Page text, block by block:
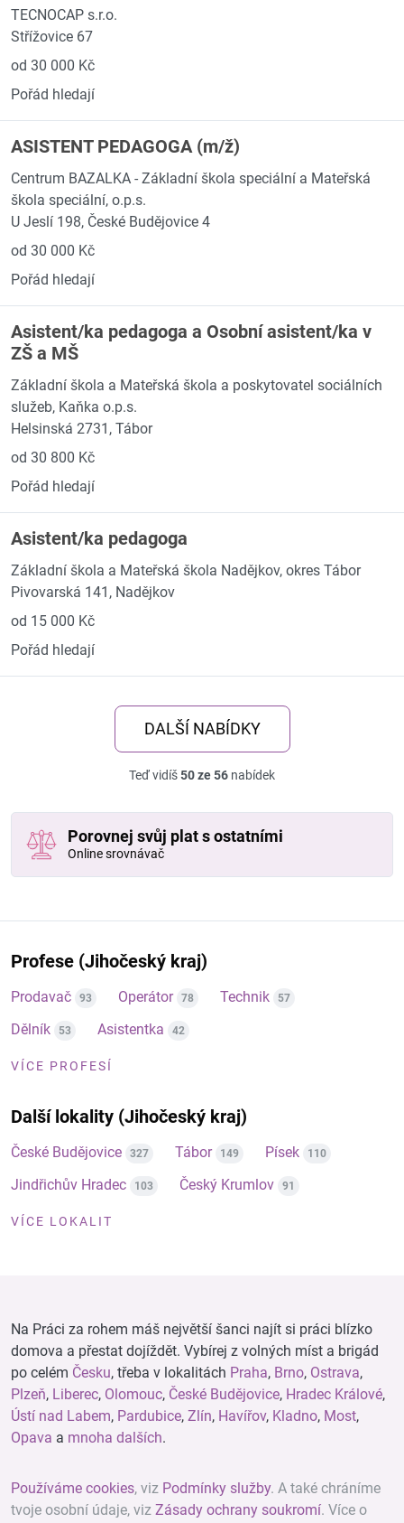
TECNOCAP s.r.o.
Střížovice 67
od 30 000 Kč
Pořád hledají
ASISTENT PEDAGOGA (m/ž)
Centrum BAZALKA - Základní škola speciální a Mateřská
škola speciální, o.p.s.
U Jeslí 198, České Budějovice 4
od 30 000 Kč
Pořád hledají
Asistent/ka pedagoga a Osobní asistent/ka v
ZŠ a MŠ
Základní škola a Mateřská škola a poskytovatel sociálních
služeb, Kaňka o.p.s.
Helsinská 2731, Tábor
od 30 800 Kč
Pořád hledají
Asistent/ka pedagoga
Základní škola a Mateřská škola Nadějkov, okres Tábor
Pivovarská 141, Nadějkov
od 15 000 Kč
Pořád hledají
DALŠÍ NABÍDKY
Teď vidíš50 ze 56 nabídek
Porovnej svůj plat s ostatními
Online srovnávač
Profese (Jihočeský kraj)
Prodavač 93 Operátor 78 Technik 57
Dělník 53 Asistentka 42
VÍCE PROFESÍ
Další lokality (Jihočeský kraj)
České Budějovice 327 Tábor 149 Písek 110
Jindřichův Hradec 103 Český Krumlov 91
VÍCE LOKALIT
Na Práci za rohem máš největší šanci najít si práci blízko
domova a přestat dojíždět. Vybírej z volných míst a brigád
po celém Česku, třeba v lokalitách Praha, Brno, Ostrava,
Plzeň, Liberec, Olomouc, České Budějovice, Hradec Králové,
Ústí nad Labem, Pardubice, Zlín, Havířov, Kladno, Most,
Opava a mnoha dalších.
Používáme cookies, viz Podmínky služby. A také chráníme
tvoje osobní údaje, viz Zásady ochrany soukromí. Více o